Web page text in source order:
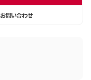
工事・故障情報通知サー
お問い合わせ